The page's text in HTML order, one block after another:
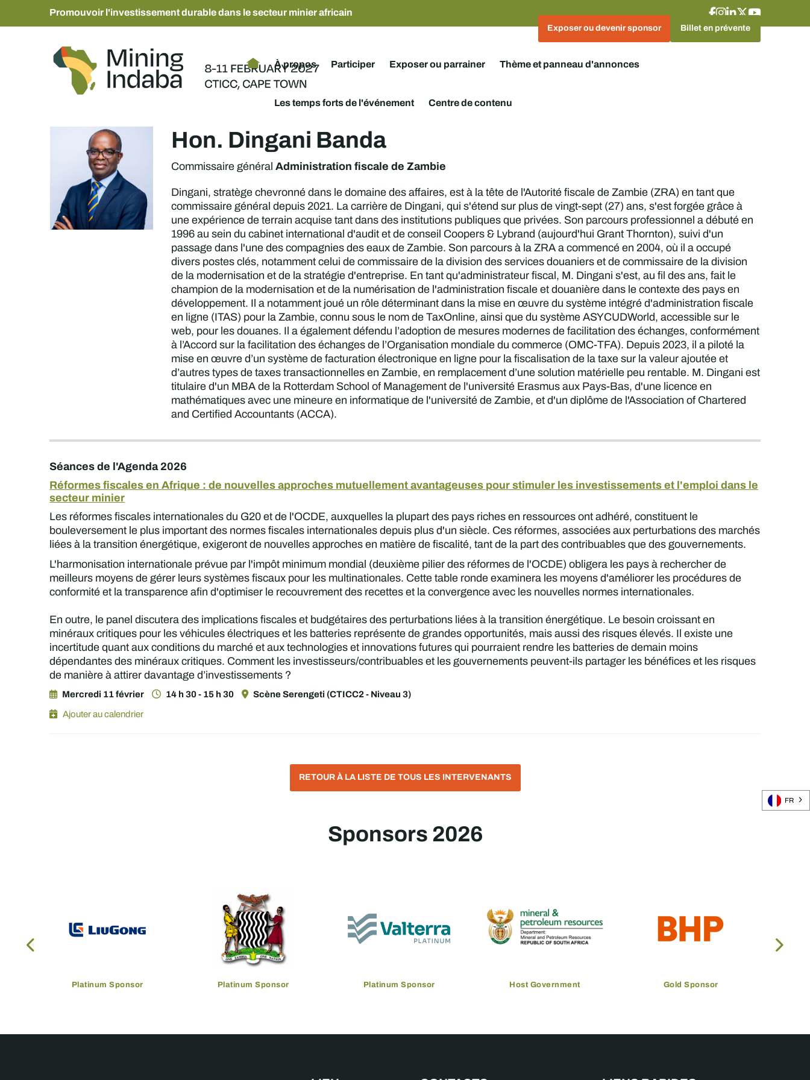
Promouvoir l'investissement durable dans le secteur minier africain
Exposer ou devenir sponsor Billet en prévente
À propos Participer Exposer ou parrainer Thème et panneau d'annonces
Les temps forts de l'événement Centre de contenu
Hon. Dingani Banda
Commissaire généralAdministration fiscale de Zambie
Dingani, stratège chevronné dans le domaine des affaires, est à la tête de l'Autorité fiscale de Zambie (ZRA) en tant que
commissaire général depuis 2021. La carrière de Dingani, qui s'étend sur plus de vingt-sept (27) ans, s'est forgée grâce à
une expérience de terrain acquise tant dans des institutions publiques que privées. Son parcours professionnel a débuté en
1996 au sein du cabinet international d'audit et de conseil Coopers & Lybrand (aujourd'hui Grant Thornton), suivi d'un
passage dans l'une des compagnies des eaux de Zambie. Son parcours à la ZRA a commencé en 2004, où il a occupé
divers postes clés, notamment celui de commissaire de la division des services douaniers et de commissaire de la division
de la modernisation et de la stratégie d'entreprise. En tant qu'administrateur fiscal, M. Dingani s'est, au fil des ans, fait le
champion de la modernisation et de la numérisation de l'administration fiscale et douanière dans le contexte des pays en
développement. Il a notamment joué un rôle déterminant dans la mise en œuvre du système intégré d'administration fiscale
en ligne (ITAS) pour la Zambie, connu sous le nom de TaxOnline, ainsi que du système ASYCUDWorld, accessible sur le
web, pour les douanes. Il a également défendu l’adoption de mesures modernes de facilitation des échanges, conformément
à l’Accord sur la facilitation des échanges de l’Organisation mondiale du commerce (OMC-TFA). Depuis 2023, il a piloté la
mise en œuvre d’un système de facturation électronique en ligne pour la fiscalisation de la taxe sur la valeur ajoutée et
d’autres types de taxes transactionnelles en Zambie, en remplacement d’une solution matérielle peu rentable. M. Dingani est
titulaire d'un MBA de la Rotterdam School of Management de l'université Erasmus aux Pays-Bas, d'une licence en
mathématiques avec une mineure en informatique de l'université de Zambie, et d'un diplôme de l'Association of Chartered
and Certified Accountants (ACCA).
Séances de l'Agenda 2026
Réformes fiscales en Afrique : de nouvelles approches mutuellement avantageuses pour stimuler les investissements et l'emploi dans le
secteur minier
Les réformes fiscales internationales du G20 et de l'OCDE, auxquelles la plupart des pays riches en ressources ont adhéré, constituent le
bouleversement le plus important des normes fiscales internationales depuis plus d'un siècle. Ces réformes, associées aux perturbations des marchés
liées à la transition énergétique, exigeront de nouvelles approches en matière de fiscalité, tant de la part des contribuables que des gouvernements.
L'harmonisation internationale prévue par l'impôt minimum mondial (deuxième pilier des réformes de l'OCDE) obligera les pays à rechercher de
meilleurs moyens de gérer leurs systèmes fiscaux pour les multinationales. Cette table ronde examinera les moyens d'améliorer les procédures de
conformité et la transparence afin d'optimiser le recouvrement des recettes et la convergence avec les nouvelles normes internationales.
En outre, le panel discutera des implications fiscales et budgétaires des perturbations liées à la transition énergétique. Le besoin croissant en
minéraux critiques pour les véhicules électriques et les batteries représente de grandes opportunités, mais aussi des risques élevés. Il existe une
incertitude quant aux conditions du marché et aux technologies et innovations futures qui pourraient rendre les batteries de demain moins
dépendantes des minéraux critiques. Comment les investisseurs/contribuables et les gouvernements peuvent-ils partager les bénéfices et les risques
de manière à attirer davantage d’investissements ?
Mercredi 11 février 14 h 30 - 15 h 30
Scène Serengeti (CTICC2 - Niveau 3)
Ajouter au calendrier
RETOUR À LA LISTE DE TOUS LES INTERVENANTS
Sponsors 2026
Platinum Sponsor Platinum Sponsor Platinum Sponsor Host Government Gold Sponsor
FR